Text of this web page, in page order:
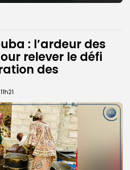
: l’ardeur des
relever le défi
des